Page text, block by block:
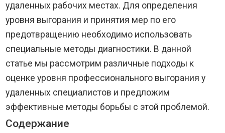
удаленных рабочих местах. Для определения
уровня выгорания и принятия мер по его
предотвращению необходимо использовать
специальные методы диагностики. В данной
статье мы рассмотрим различные подходы к
оценке уровня профессионального выгорания у
удаленных специалистов и предложим
эффективные методы борьбы с этой проблемой.
Содержание